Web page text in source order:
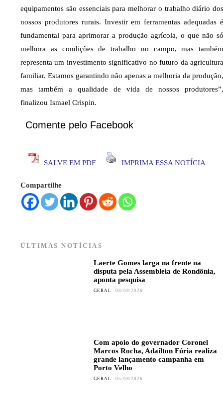
equipamentos são essenciais para melhorar o trabalho diário dos
nossos produtores rurais. Investir em ferramentas adequadas é
fundamental para aprimorar a produção agrícola, o que não só
melhora as condições de trabalho no campo, mas também
representa um investimento significativo no futuro da agricultura
familiar. Estamos garantindo não apenas a melhoria da produção,
mas também a qualidade de vida de nossos produtores”,
finalizou Ismael Crispin.
Comente pelo Facebook
SALVE EM PDF IMPRIMA ESSA NOTÍCIA
Compartilhe
ÚLTIMAS NOTÍCIAS
Laerte Gomes larga na frente na
disputa pela Assembleia de Rondônia,
aponta pesquisa
GERAL 08/08/2026
Com apoio do governador Coronel
Marcos Rocha, Adailton Fúria realiza
grande lançamento campanha em
Porto Velho
GERAL 05/08/2026